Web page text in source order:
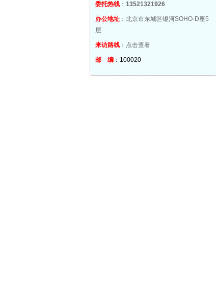
委托热线： 13521321926
办公地址：北京市东城区银河SOHO-D座5
层
来访路线： 点击查看
邮 编：100020